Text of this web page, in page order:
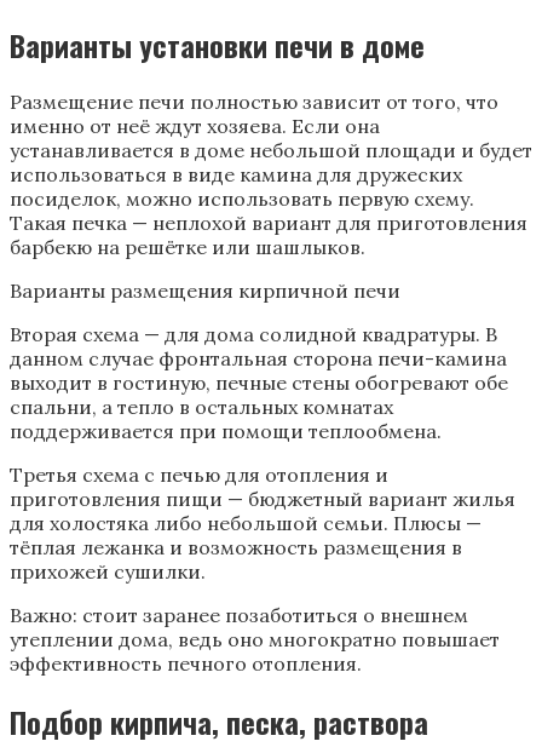
Варианты установки печи в доме
Размещение печи полностью зависит от того, что
именно от неё ждут хозяева. Если она
устанавливается в доме небольшой площади и будет
использоваться в виде камина для дружеских
посиделок, можно использовать первую схему.
Такая печка — неплохой вариант для приготовления
барбекю на решётке или шашлыков.
Варианты размещения кирпичной печи
Вторая схема — для дома солидной квадратуры. В
данном случае фронтальная сторона печи-камина
выходит в гостиную, печные стены обогревают обе
спальни, а тепло в остальных комнатах
поддерживается при помощи теплообмена.
Третья схема с печью для отопления и
приготовления пищи — бюджетный вариант жилья
для холостяка либо небольшой семьи. Плюсы —
тёплая лежанка и возможность размещения в
прихожей сушилки.
Важно: стоит заранее позаботиться о внешнем
утеплении дома, ведь оно многократно повышает
эффективность печного отопления.
Подбор кирпича, песка, раствора